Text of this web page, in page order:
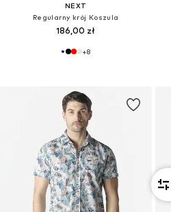
NEXT
Regularny krój Koszula
186,00 zł
+8